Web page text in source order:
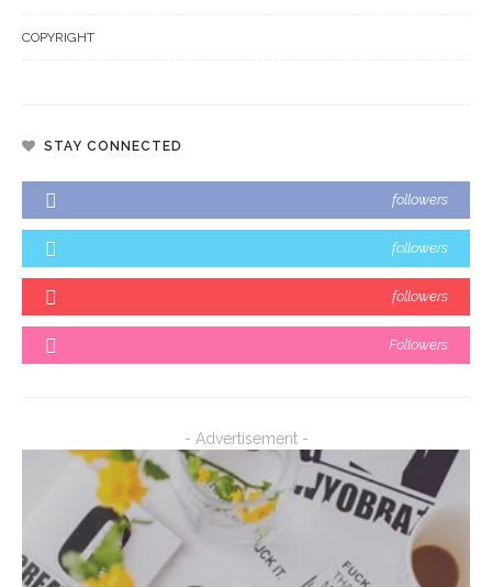
COPYRIGHT
STAY CONNECTED
followers
followers
followers
Followers
- Advertisement -